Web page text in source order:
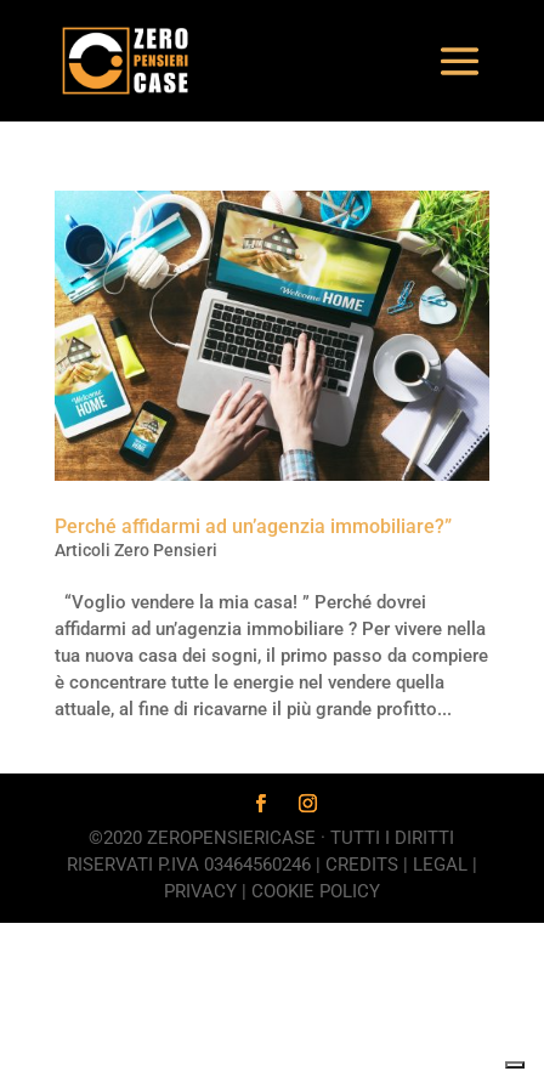
Perché affidarmi ad un’agenzia immobiliare?”
Articoli Zero Pensieri
“Voglio vendere la mia casa! ” Perché dovrei
affidarmi ad un’agenzia immobiliare ? Per vivere nella
tua nuova casa dei sogni, il primo passo da compiere
è concentrare tutte le energie nel vendere quella
attuale, al fine di ricavarne il più grande profitto...
©2020 ZEROPENSIERICASE · TUTTI I DIRITTI
RISERVATI P.IVA 03464560246 | CREDITS| LEGAL|
PRIVACY| COOKIE POLICY